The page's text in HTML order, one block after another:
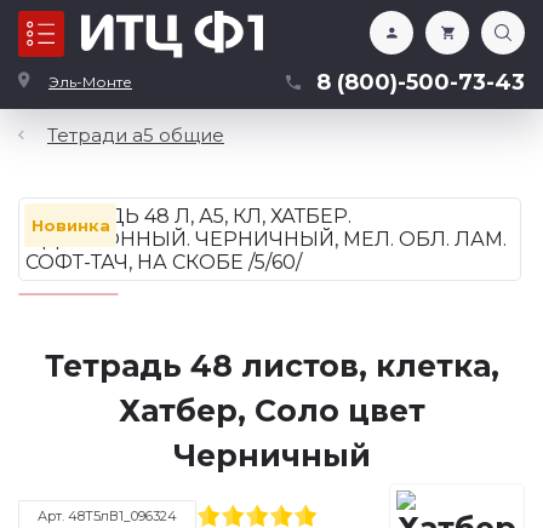
Эль-Монте 8 (800)-500-73-43
Каталог
Тетради а5 общие
Новинка
Тетрадь 48 листов, клетка,
Хатбер, Соло цвет
Черничный
Арт. 48Т5лВ1_096324